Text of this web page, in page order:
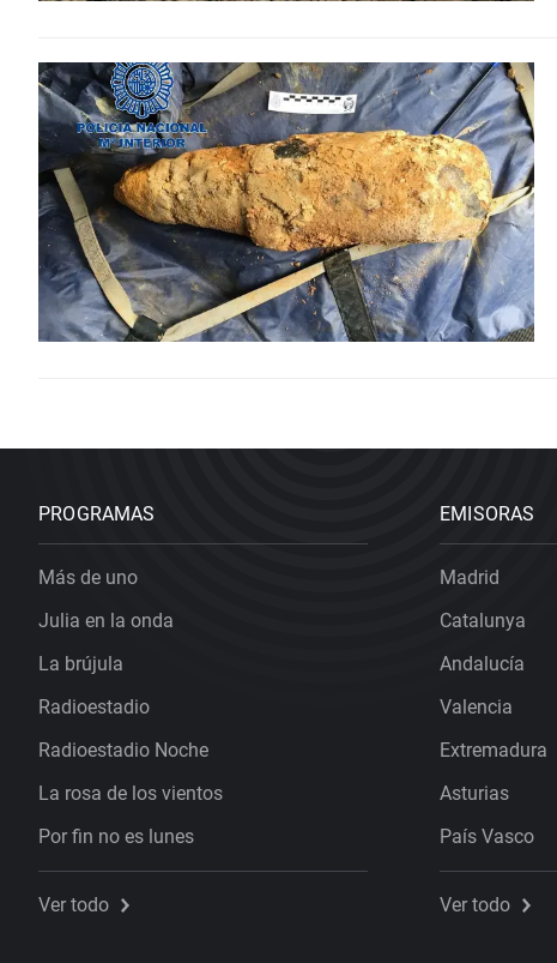
PROGRAMAS
Más de uno
Julia en la onda
La brújula
Radioestadio
Radioestadio Noche
La rosa de los vientos
Por fin no es lunes
Ver todo
EMISORAS
Madrid
Catalunya
Andalucía
Valencia
Extremadura
Asturias
País Vasco
Ver todo